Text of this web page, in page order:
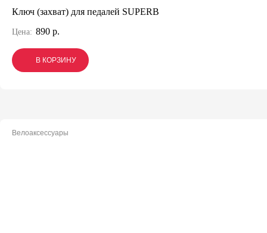
Ключ (захват) для педалей SUPERB
Цена: 890 р.
В КОРЗИНУ
В КОРЗИНУ
В КОРЗИНУ
Велоаксессуары